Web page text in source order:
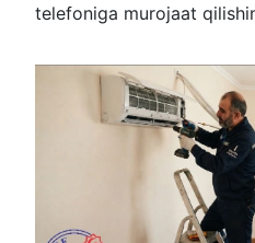
telefoniga murojaat